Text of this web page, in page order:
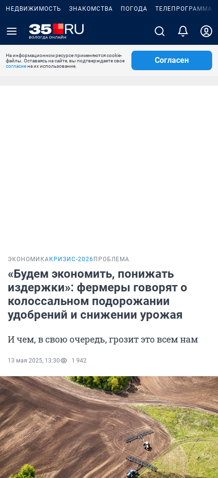
НЕДВИЖИМОСТЬ ЗНАКОМСТВА ПОГОДА ТЕЛЕПРОГРАММА
На информационном ресурсе применяются cookie-
файлы. Оставаясь на сайте, вы подтверждаете свое
согласиена их использование.
Согласен
ЭКОНОМИКА КРИЗИС-2026 ПРОБЛЕМА
«Будем экономить, понижать
издержки»: фермеры говорят о
колоссальном подорожании
удобрений и снижении урожая
И чем, в свою очередь, грозит это всем нам
13 мая 2025, 13:30 1 942